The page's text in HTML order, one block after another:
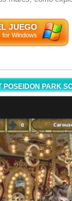
JUEGO
for Windows
PARK